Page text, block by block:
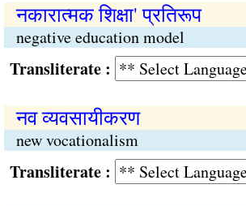
नकारात्मक शिक्षा' प्रतिरूप
negative education model
:
नव व्यवसायीकरण
new vocationalism
: